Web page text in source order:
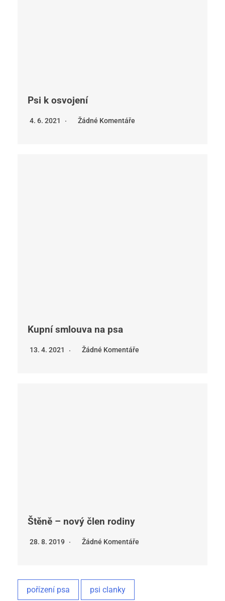
Psi k osvojení
4. 6. 2021 Žádné Komentáře
Kupní smlouva na psa
13. 4. 2021 Žádné Komentáře
Štěně – nový člen rodiny
28. 8. 2019 Žádné Komentáře
pořízení psa psi clanky